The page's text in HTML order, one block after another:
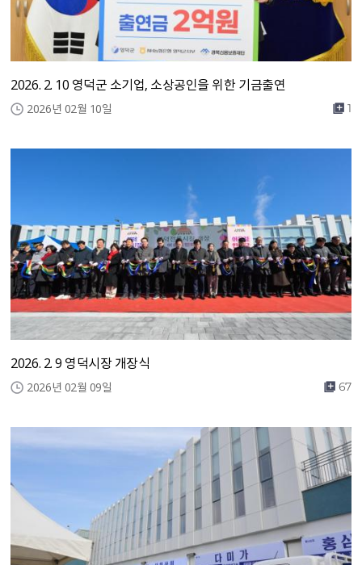
2026. 2. 10 영덕군 소기업, 소상공인을 위한 기금출연
2026년 02월 10일 1
2026. 2. 9 영덕시장 개장식
2026년 02월 09일 67